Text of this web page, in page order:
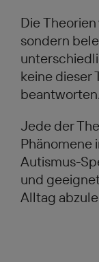
Die
sondern
keine dieser
beantworten.
Jede der
Phänomene
Autismus-
und
Alltag